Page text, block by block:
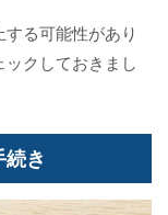
る可能性があり
クしておきまし
き